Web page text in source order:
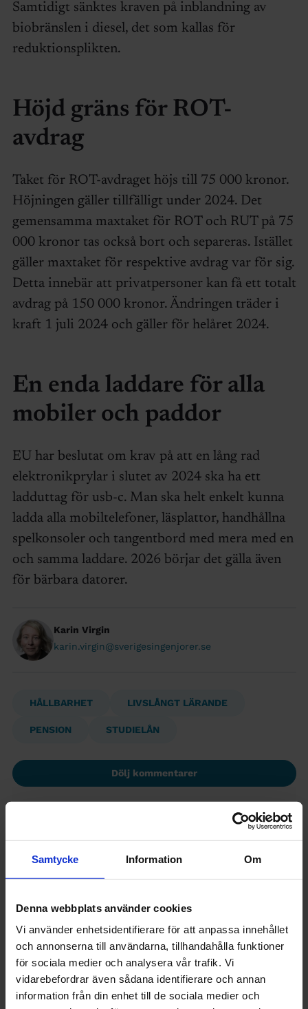
Samtycke Information Om
Denna webbplats använder cookies
Vi använder enhetsidentifierare för att anpassa innehållet
och annonserna till användarna, tillhandahålla funktioner
för sociala medier och analysera vår trafik. Vi
vidarebefordrar även sådana identifierare och annan
information från din enhet till de sociala medier och
Samtidigt sänktes kraven på inblandning av
biobränslen i diesel, det som kallas för
reduktionsplikten.
Höjd gräns för ROT-
avdrag
Taket för ROT-avdraget höjs till 75 000 kronor.
Höjningen gäller tillfälligt under 2024. Det
gemensamma maxtaket för ROT och RUT på 75
000 kronor tas också bort och separeras. Istället
gäller maxtaket för respektive avdrag var för sig.
Detta innebär att privatpersoner kan få ett totalt
avdrag på 150 000 kronor. Ändringen träder i
kraft 1 juli 2024 och gäller för helåret 2024.
En enda laddare för alla
mobiler och paddor
EU har beslutat om krav på att en lång rad
elektronikprylar i slutet av 2024 ska ha ett
ladduttag för usb-c. Man ska helt enkelt kunna
ladda alla mobiltelefoner, läsplattor, handhållna
spelkonsoler och tangentbord med mera med en
och samma laddare. 2026 börjar det gälla även
för bärbara datorer.
Karin Virgin
karin.virgin@sverigesingenjorer.se
HÅLLBARHET LIVSLÅNGT LÄRANDE
PENSION STUDIELÅN
Dölj kommentarer
Lämna en kommentar